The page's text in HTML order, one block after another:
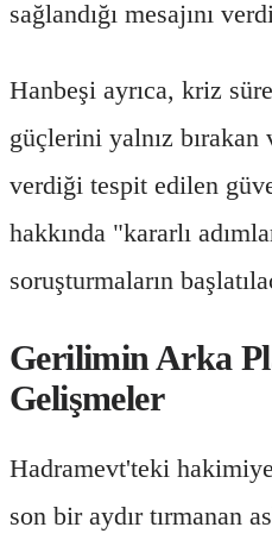
sağlandığı mesajını
Hanbeşi ayrıca, kriz
güçlerini yalnız bırakan
verdiği tespit edilen
hakkında "kararlı
soruşturmaların
Gerilimin Arka
Gelişmeler
Hadramevt'teki
son bir aydır tırmanan